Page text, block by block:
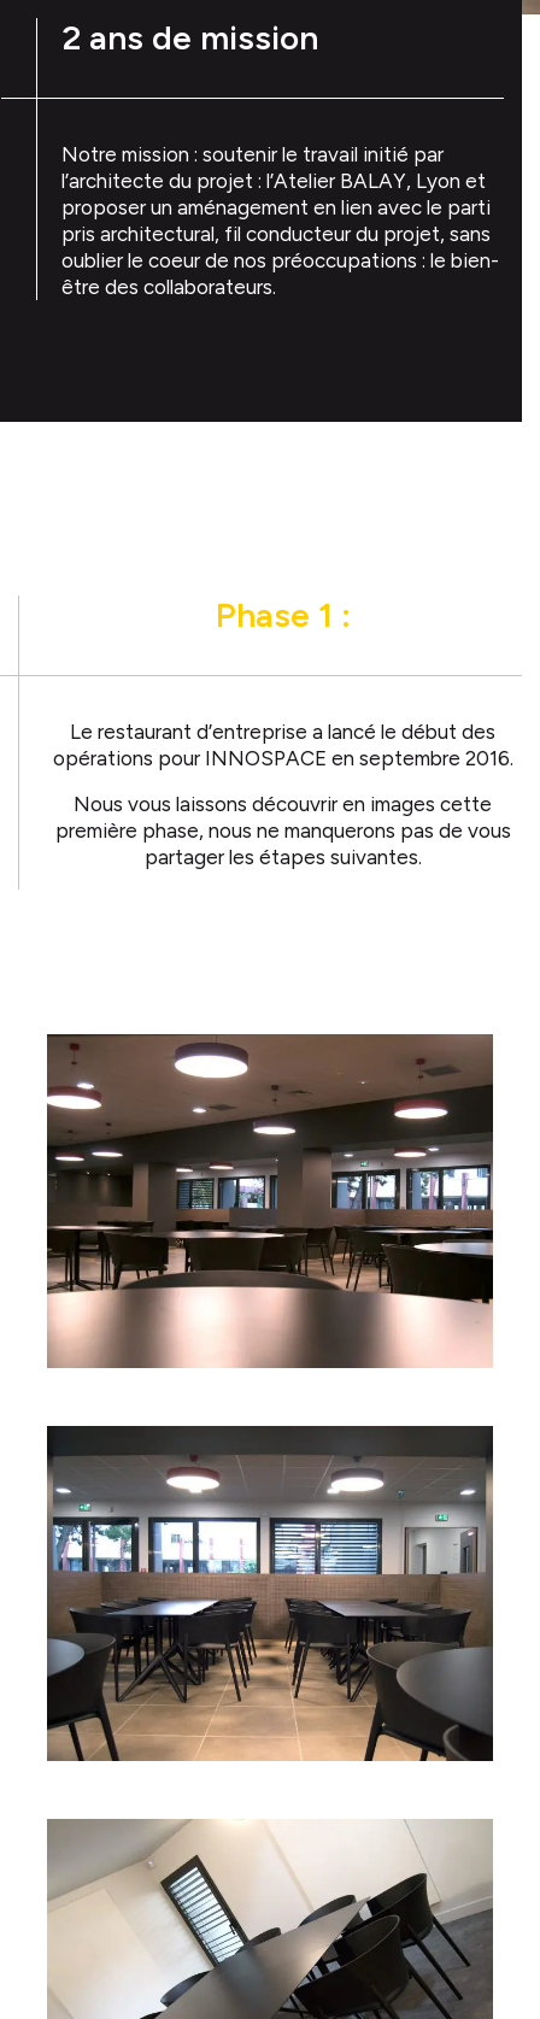
2 ans de mission
Notre mission : soutenir le travail initié par
l’architecte du projet : l’Atelier BALAY, Lyon et
proposer un aménagement en lien avec le parti
pris architectural, fil conducteur du projet, sans
oublier le coeur de nos préoccupations : le bien-
être des collaborateurs.
Phase 1 :
Le restaurant d’entreprise a lancé le début des
opérations pour INNOSPACE en septembre 2016.
Nous vous laissons découvrir en images cette
première phase, nous ne manquerons pas de vous
partager les étapes suivantes.